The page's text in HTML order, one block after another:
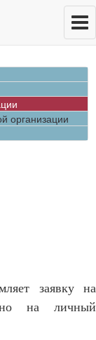
организации
заявку на
на личный